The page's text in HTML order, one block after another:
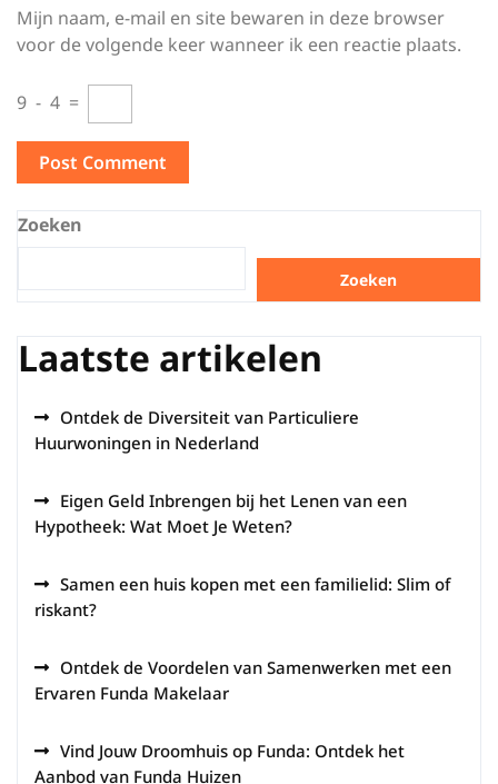
Mijn naam, e-mail en site bewaren in deze browser
voor de volgende keer wanneer ik een reactie plaats.
9 − 4 =
Zoeken
Zoeken
Laatste artikelen
Ontdek de Diversiteit van Particuliere
Huurwoningen in Nederland
Eigen Geld Inbrengen bij het Lenen van een
Hypotheek: Wat Moet Je Weten?
Samen een huis kopen met een familielid: Slim of
riskant?
Ontdek de Voordelen van Samenwerken met een
Ervaren Funda Makelaar
Vind Jouw Droomhuis op Funda: Ontdek het
Aanbod van Funda Huizen